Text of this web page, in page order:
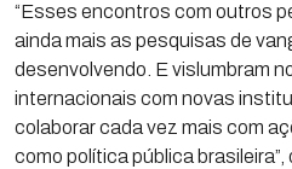
“Esses encontros com outros
ainda mais as pesquisas de
desenvolvendo. E vislumbram
internacionais com novas
colaborar cada vez mais com
como política pública